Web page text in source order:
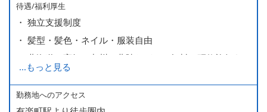
待遇/福利厚生
・ 独立支援制度
・ 髪型・髪色・ネイル・服装自由
・ 北海道や高知、九州、北陸などへの無料の研修旅行あり
ます
・ 無料の美味しい まかない食 あり
...もっと見る
勤務地へのアクセス